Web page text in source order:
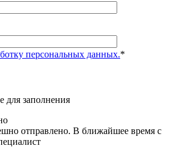
персональных данных.*
для заполнения
отправлено. В ближайшее время с